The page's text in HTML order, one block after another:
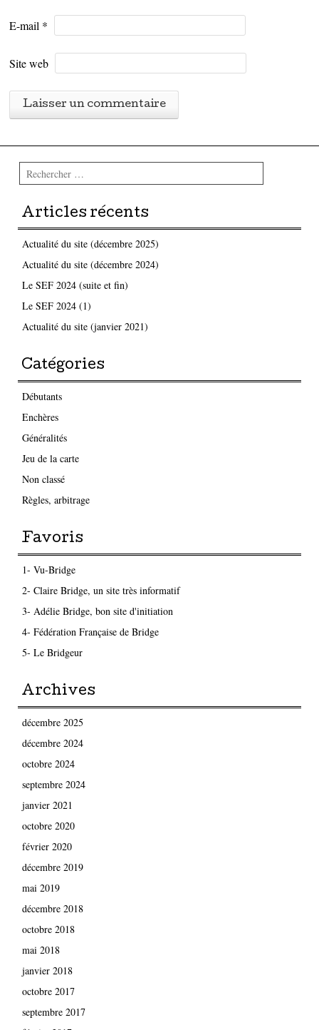
E-mail *
Site web
Rechercher
Articles récents
Actualité du site (décembre 2025)
Actualité du site (décembre 2024)
Le SEF 2024 (suite et fin)
Le SEF 2024 (1)
Actualité du site (janvier 2021)
Catégories
Débutants
Enchères
Généralités
Jeu de la carte
Non classé
Règles, arbitrage
Favoris
1- Vu-Bridge
2- Claire Bridge, un site très informatif
3- Adélie Bridge, bon site d'initiation
4- Fédération Française de Bridge
5- Le Bridgeur
Archives
décembre 2025
décembre 2024
octobre 2024
septembre 2024
janvier 2021
octobre 2020
février 2020
décembre 2019
mai 2019
décembre 2018
octobre 2018
mai 2018
janvier 2018
octobre 2017
septembre 2017